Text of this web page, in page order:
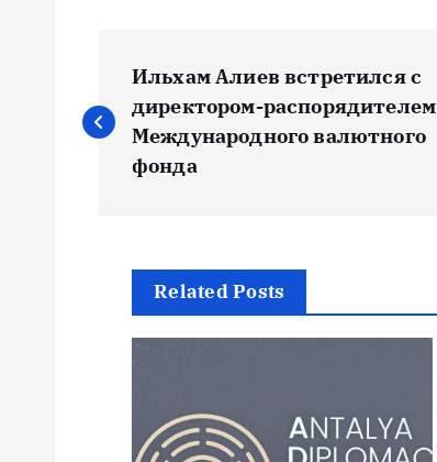
а
Ильхам Алиев встретился с
директором-распорядителем
Международного валютного
фонда
Related Posts